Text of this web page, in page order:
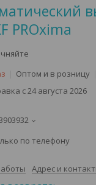
PROxima
Оптом и в розницу
с 24 августа 2026
по телефону
Адрес и